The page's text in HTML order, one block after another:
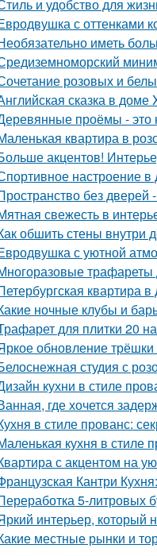
и удобство для
с оттенками
иметь
розовых и
сказка в доме
проёмы - это
квартира в
акцентов!
настроение в
без дверей
свежесть в
обшить стены внутри
с уютной
трафареты
квартира в
ночные клубы и
для плитки 20
обновление
студия с
кухни в стиле
где хочется
в стиле прованс:
кухня в стиле
с акцентом на
Кантри
5-литровых
интерьер, который
местные рынки и